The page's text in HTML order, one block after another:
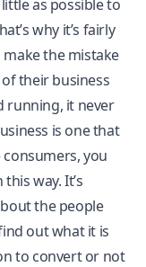
as possible to
why it’s fairly
the mistake
their business
running, it never
is one that
you
way. It’s
the people
out what it is
to convert or not